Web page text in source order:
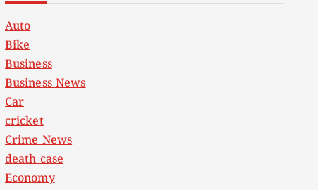
Auto
Bike
Business
Business News
Car
cricket
Crime News
death case
Economy